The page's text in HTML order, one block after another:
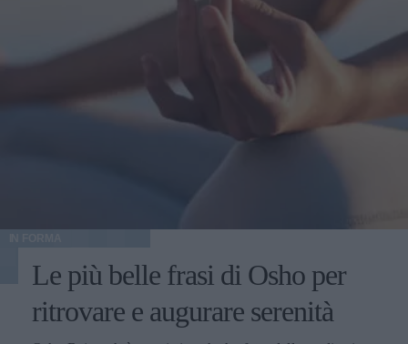
Le più belle frasi di Osho per
ritrovare e augurare serenità